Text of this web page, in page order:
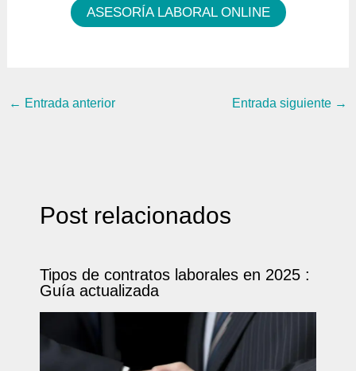
ASESORÍA LABORAL ONLINE
← Entrada anterior Entrada siguiente →
Post relacionados
Tipos de contratos laborales en 2025 :
Guía actualizada